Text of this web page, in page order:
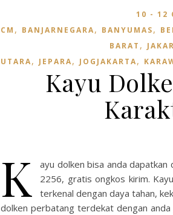
10 - 12
CM , BANJARNEGARA, BANYUMAS,
BARAT ,
UTARA, JEPARA, JOGJAKARTA,
Kayu
K
ayu dolken bisa anda
2256, gratis ongkos kirim.
terkenal dengan daya tahan,
dolken perbatang terdekat dengan anda